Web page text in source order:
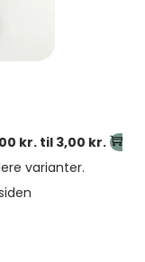
kr. til 3,00 kr.
varianter.